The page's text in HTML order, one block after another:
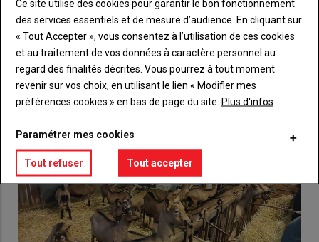
Créez un compte
Ce site utilise des cookies pour garantir le bon fonctionnement
des services essentiels et de mesure d’audience. En cliquant sur
« Tout Accepter », vous consentez à l’utilisation de ces cookies
et au traitement de vos données à caractère personnel au
regard des finalités décrites. Vous pourrez à tout moment
revenir sur vos choix, en utilisant le lien « Modifier mes
préférences cookies » en bas de page du site. Plus d'infos
Paramétrer mes cookies
Tout refuser Tout accepter